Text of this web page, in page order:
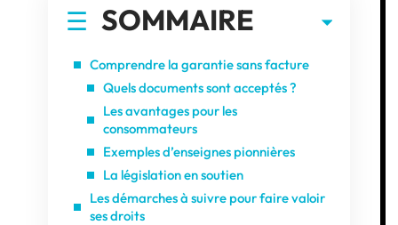
SOMMAIRE
Comprendre la garantie sans facture
Quels documents sont acceptés ?
Les avantages pour les
consommateurs
Exemples d’enseignes pionnières
La législation en soutien
Les démarches à suivre pour faire valoir
ses droits